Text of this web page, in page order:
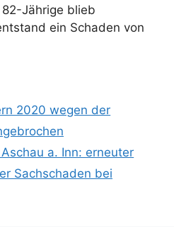
Jährige blieb
ein Schaden von
2020 wegen der
a. Inn: erneuter
Sachschaden bei